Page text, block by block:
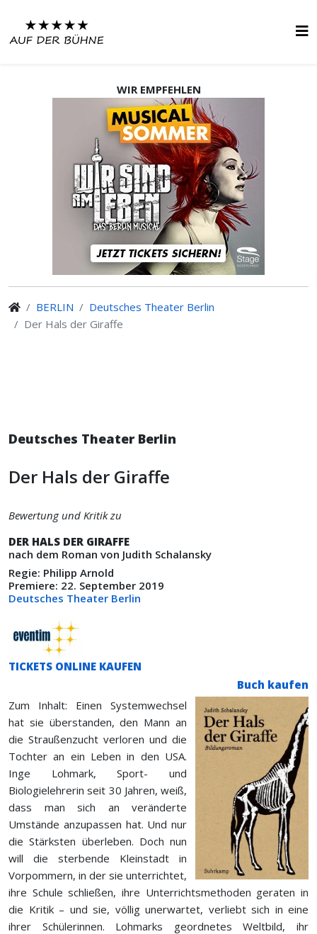
WIR EMPFEHLEN
BERLIN
Deutsches Theater Berlin
Der Hals der Giraffe
Deutsches Theater Berlin
Der Hals der Giraffe
Bewertung und Kritik zu
DER HALS DER GIRAFFE
nach dem Roman von Judith Schalansky
Regie: Philipp Arnold
Premiere: 22. September 2019
Deutsches Theater Berlin
TICKETS ONLINE KAUFEN
Buch kaufen
Zum Inhalt: Einen Systemwechsel
hat sie überstanden, den Mann an
die Straußenzucht verloren und die
Tochter an ein Leben in den USA.
Inge Lohmark, Sport- und
Biologielehrerin seit 30 Jahren, weiß,
dass man sich an veränderte
Umstände anzupassen hat. Und nur
die Stärksten überleben. Doch nun
will die sterbende Kleinstadt in
Vorpommern, in der sie unterrichtet,
ihre Schule schließen, ihre Unterrichtsmethoden geraten in
die Kritik – und sie, völlig unerwartet, verliebt sich in eine
ihrer Schülerinnen. Lohmarks geordnetes Weltbild, ihr